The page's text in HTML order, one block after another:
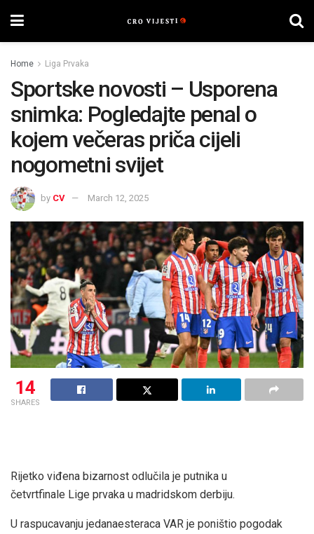
Home Liga Prvaka
Sportske novosti – Usporena
snimka: Pogledajte penal o
kojem večeras priča cijeli
nogometni svijet
by CV March 12, 2025
14
SHARES
Rijetko viđena bizarnost odlučila je putnika u
četvrtfinale Lige prvaka u madridskom derbiju.
U raspucavanju jedanaesteraca VAR je poništio pogodak